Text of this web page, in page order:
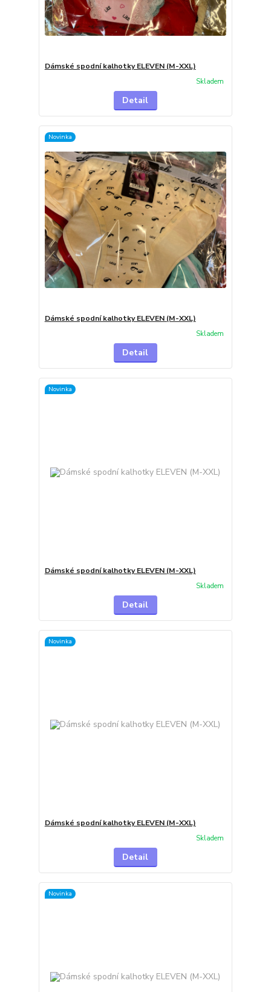
Dámské spodní kalhotky ELEVEN (M-XXL)
Skladem
Detail
Novinka
Dámské spodní kalhotky ELEVEN (M-XXL)
Skladem
Detail
Novinka
Dámské spodní kalhotky ELEVEN (M-XXL)
Skladem
Detail
Novinka
Dámské spodní kalhotky ELEVEN (M-XXL)
Skladem
Detail
Novinka